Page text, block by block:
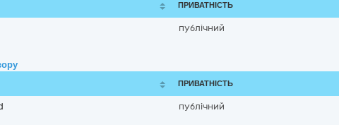
ПРИВАТНІСТЬ
публічний
ПРИВАТНІСТЬ
публічний